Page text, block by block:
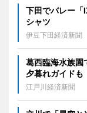
下田でバレー
シャツ
伊豆下田経済新聞
葛西臨海水族
夕暮れガイドも
江戸川経済新聞